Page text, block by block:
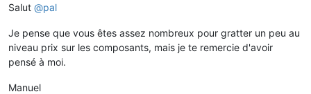
Salut @pal
Je pense que vous êtes assez nombreux pour gratter un peu au
niveau prix sur les composants, mais je te remercie d'avoir
pensé à moi.
Manuel